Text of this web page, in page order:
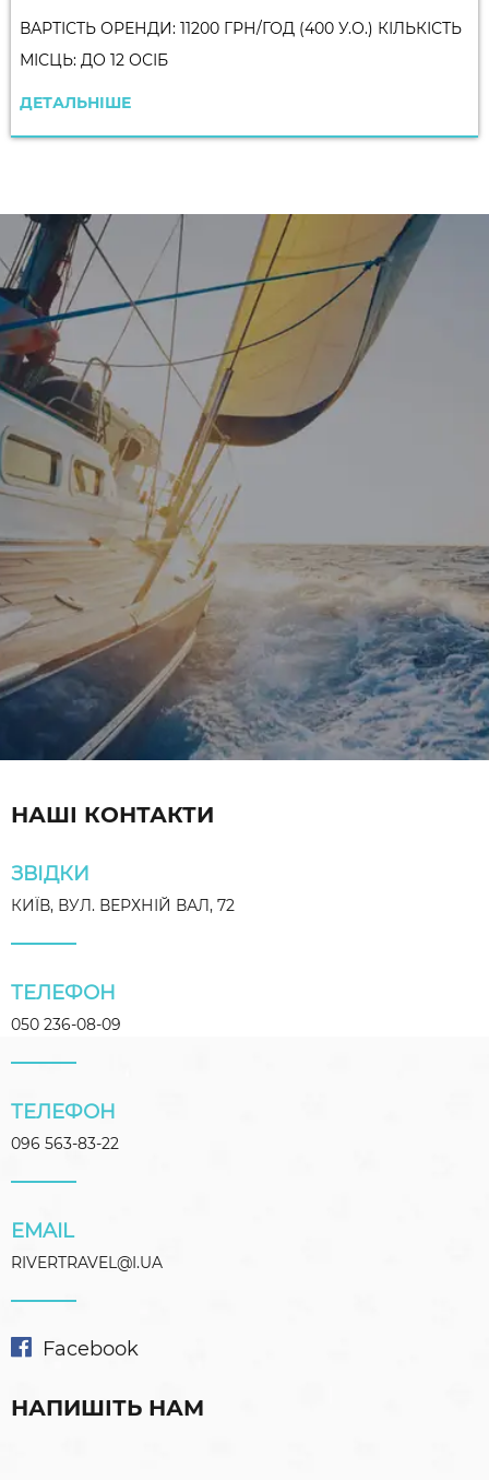
ВАРТІСТЬ ОРЕНДИ: 11200 ГРН/ГОД (400 У.О.) КІЛЬКІСТЬ
МІСЦЬ: ДО 12 ОСІБ
ДЕТАЛЬНІШЕ
НАШІ КОНТАКТИ
ЗВІДКИ
КИЇВ, ВУЛ. ВЕРХНІЙ ВАЛ, 72
ТЕЛЕФОН
050 236-08-09
ТЕЛЕФОН
096 563-83-22
EMAIL
RIVERTRAVEL@I.UA
Facebook
НАПИШІТЬ НАМ